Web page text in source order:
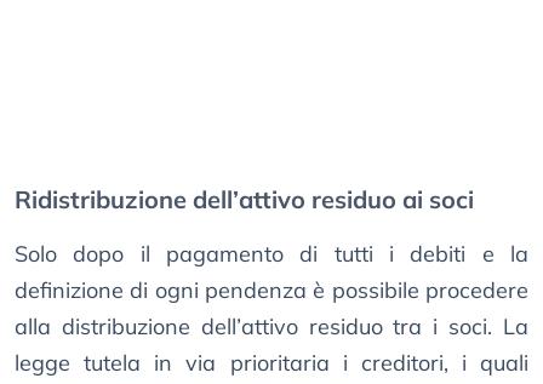
Ridistribuzione dell’attivo residuo ai soci
Solo dopo il pagamento di tutti i debiti e la
definizione di ogni pendenza è possibile procedere
alla distribuzione dell’attivo residuo tra i soci. La
legge tutela in via prioritaria i creditori, i quali